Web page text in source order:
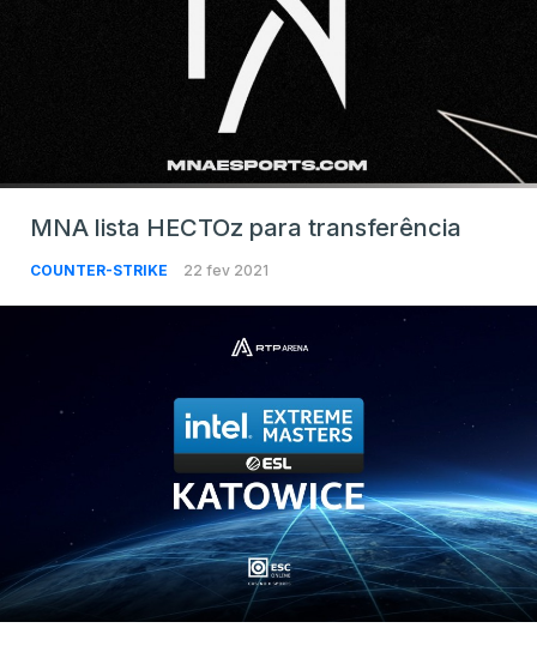
MNA lista HECTOz para transferência
COUNTER-STRIKE 22 fev 2021